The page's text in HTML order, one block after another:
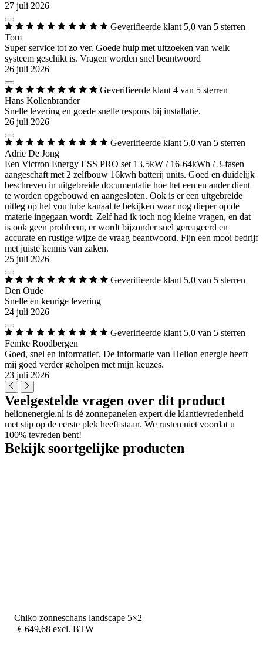
27 juli 2026
Geverifieerde klant 5,0 van 5 sterren
Tom
Super service tot zo ver. Goede hulp met uitzoeken van welk
systeem geschikt is. Vragen worden snel beantwoord
26 juli 2026
Geverifieerde klant 4 van 5 sterren
Hans Kollenbrander
Snelle levering en goede snelle respons bij installatie.
26 juli 2026
Geverifieerde klant 5,0 van 5 sterren
Adrie De Jong
Een Victron Energy ESS PRO set 13,5kW / 16-64kWh / 3-fasen
aangeschaft met 2 zelfbouw 16kwh batterij units. Goed en duidelijk
beschreven in uitgebreide documentatie hoe het een en ander dient
te worden opgebouwd en aangesloten. Ook is er een uitgebreide
uitleg op het you tube kanaal te bekijken waar nog dieper op de
materie ingegaan wordt. Zelf had ik toch nog kleine vragen, en dat
is ook geen probleem, er wordt bijzonder snel gereageerd en
accurate en rustige wijze de vraag beantwoord. Fijn een mooi bedrijf
met juiste kennis van zaken.
25 juli 2026
Geverifieerde klant 5,0 van 5 sterren
Den Oude
Snelle en keurige levering
24 juli 2026
Geverifieerde klant 5,0 van 5 sterren
Femke Roodbergen
Goed, snel en informatief. De informatie van Helion energie heeft
mij goed verder geholpen met mijn keuzes.
23 juli 2026
Veelgestelde vragen over dit product
helionenergie.nl is dé zonnepanelen expert die klanttevredenheid
met stip op de eerste plek heeft staan. We rusten niet voordat u
100% tevreden bent!
Bekijk soortgelijke producten
Chiko zonneschans landscape 5×2
€ 649,68 excl. BTW